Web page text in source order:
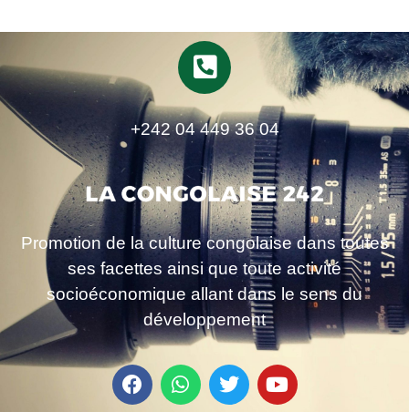
+242 04 449 36 04
Promotion de la culture congolaise dans toutes
ses facettes ainsi que toute activité
socioéconomique allant dans le sens du
développement